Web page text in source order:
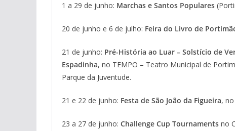
1 a 29 de junho: Marchas e Santos Populares
20 de junho e 6 de julho: Feira do Livro de
21 de junho: Pré-História ao Luar – Solstício de
Espadinha, no TEMPO – Teatro Municipal de
Parque da Juventude.
21 e 22 de junho: Festa de São João da Figueira,
23 a 27 de junho: Challenge Cup Tournaments no